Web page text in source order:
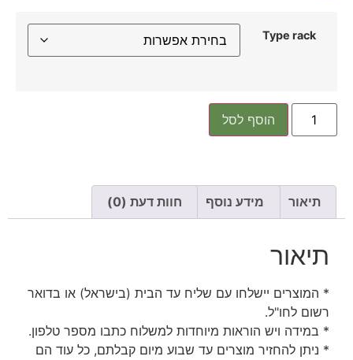
Type rack
הוסף לסל
תיאור מידע נוסף חוות דעת (0)
תיאור
* המוצרים יישלחו עם שליח עד הבית (בישראל) או בדואר
רשום לחו"ל.
* במידה ויש הוראות מיוחדות למשלוח כתבו מספר טלפון.
* ניתן להחזיר מוצרים עד שבוע מיום קבלתם, כל עוד הם